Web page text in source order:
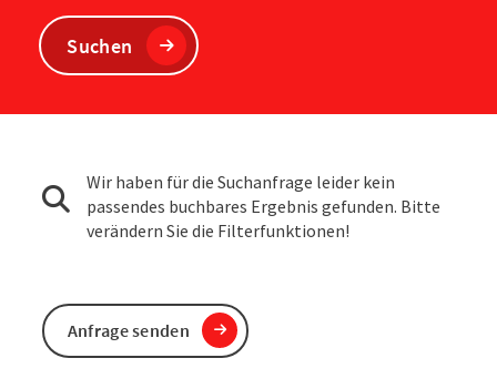
Suchen
Wir haben für die Suchanfrage leider kein
passendes buchbares Ergebnis gefunden. Bitte
verändern Sie die Filterfunktionen!
Anfrage senden